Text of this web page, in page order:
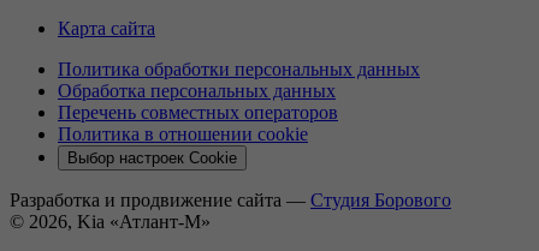
Карта сайта
Политика обработки персональных данных
Обработка персональных данных
Перечень совместных операторов
Политика в отношении cookie
Выбор настроек Cookie
Разработка и продвижение сайта — Студия Борового
© 2026, Kia «Атлант-М»